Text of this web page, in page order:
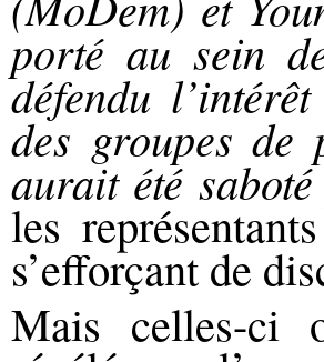
porté au sein
défendu
des groupes de
aurait été
les
s’efforçant de
Mais celles-ci